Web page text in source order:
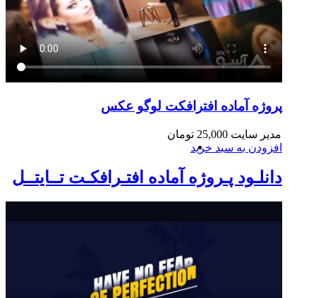
پروژه آماده افترافکت لوگو عکس
مدیر سایت 25,000 تومان
افزودن به سبد خرید
دانلـود پـروژه آماده افتـرافکـت تــایتــل